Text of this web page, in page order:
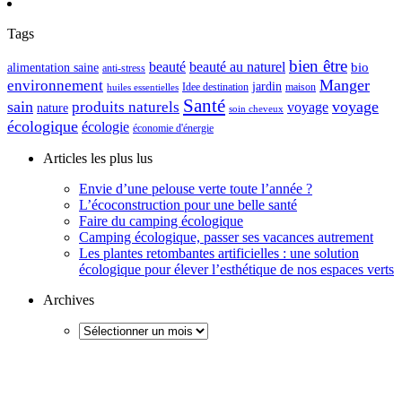
Tags
alimentation saine anti-stress beauté beauté au naturel bien être bio
environnement huiles essentielles Idee destination jardin maison Manger
sain nature produits naturels Santé soin cheveux voyage voyage
écologique écologie économie d'énergie
Articles les plus lus
Envie d’une pelouse verte toute l’année ?
L’écoconstruction pour une belle santé
Faire du camping écologique
Camping écologique, passer ses vacances autrement
Les plantes retombantes artificielles : une solution
écologique pour élever l’esthétique de nos espaces verts
Archives